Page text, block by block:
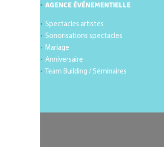
AGENCE ÉVÉNEMENTIELLE
Spectacles artistes
Sonorisations spectacles
Mariage
Anniversaire
Team Building / Séminaires